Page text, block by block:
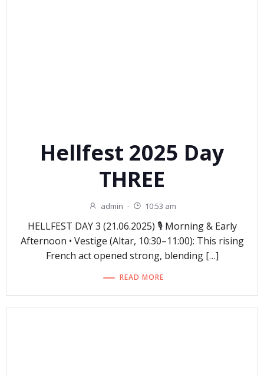
Hellfest 2025 Day
THREE
admin - 10:53 am
HELLFEST DAY 3 (21.06.2025) 🎙️ Morning & Early
Afternoon • Vestige (Altar, 10:30–11:00): This rising
French act opened strong, blending […]
READ MORE